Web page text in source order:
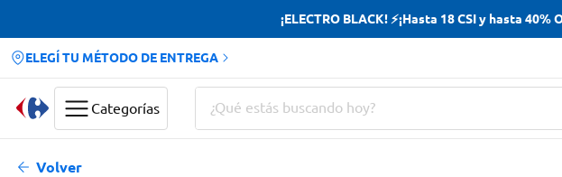
¡ELECTRO BLACK! ⚡¡Hasta 18 CSI y hasta
ELEGÍ TU MÉTODO DE ENTREGA
Categorías
¿Qué estás buscando hoy?
Volver
Términos más buscados